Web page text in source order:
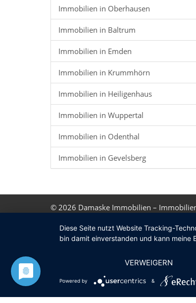
Immobilien in Oberhausen
Immobilien in Baltrum
Immobilien in Emden
Immobilien in Krummhörn
Immobilien in Heiligenhaus
Immobilien in Wuppertal
Immobilien in Odenthal
Immobilien in Gevelsberg
© 2026 Damaske Immobilien –
Diese Seite nutzt Website Tracking-
bin damit einverstanden und kann
VERWEIGERN
Powered by &